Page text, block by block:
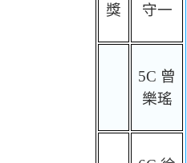
獎
守一
5C 曾
樂瑤